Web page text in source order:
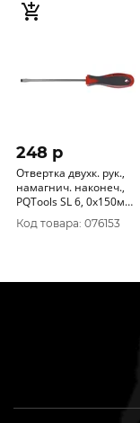
248 p
Отвертка двухк. рук.,
намагнич. наконеч.,
PQTools SL 6, 0х150мм
3101406
Код товара: 076153